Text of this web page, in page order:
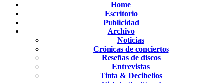
Home
Escritorio
Publicidad
Archivo
Noticias
Crónicas de conciertos
Reseñas de discos
Entrevistas
Tinta & Decibelios